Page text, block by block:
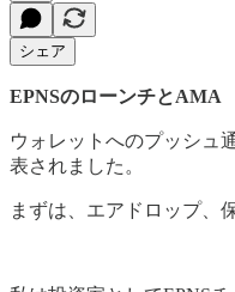
シェア
EPNSのローンチとAMA
ウォレットへのプッシュ
表されました。
まずは、エアドロップ、